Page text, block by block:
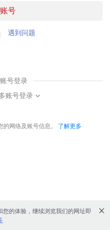
号
遇到问题
号登录
账号登录
网络及账号信息。 了解更多
的体验，继续浏览我们的网址即